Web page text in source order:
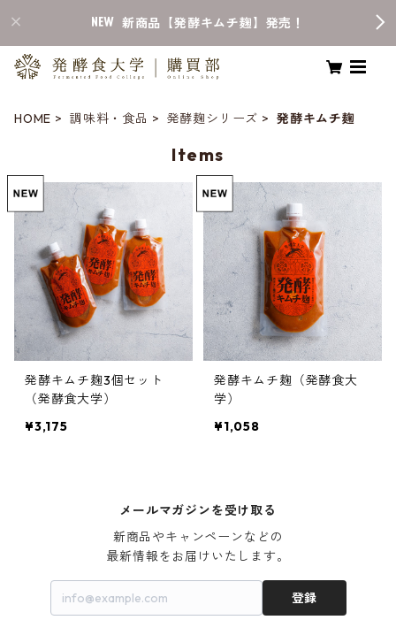
新商品【発酵キムチ麹】発売！
HOME 調味料・食品 発酵麹シリーズ 発酵キムチ麹
Items
発酵キムチ麹3個セット
（発酵食大学）
¥3,175
発酵キムチ麹（発酵食大
学）
¥1,058
メールマガジンを受け取る
新商品やキャンペーンなどの
最新情報をお届けいたします。
登録